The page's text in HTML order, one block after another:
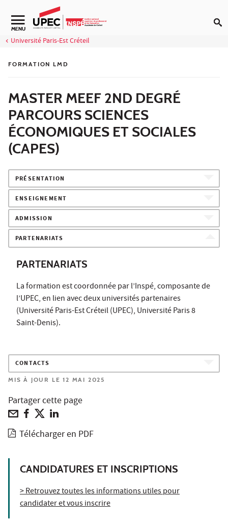
Aller au contenu
Navigation secondaire
MENU
Université Paris-Est Créteil
FORMATION LMD
MASTER MEEF 2ND DEGRÉ
PARCOURS SCIENCES
ÉCONOMIQUES ET SOCIALES
(CAPES)
PRÉSENTATION
ENSEIGNEMENT
ADMISSION
PARTENARIATS
PARTENARIATS
La formation est coordonnée par l’Inspé, composante de
l’UPEC, en lien avec deux universités partenaires
(Université Paris-Est Créteil (UPEC), Université Paris 8
Saint-Denis).
CONTACTS
MIS À JOUR LE 12 MAI 2025
Partager cette page
Télécharger en PDF
CANDIDATURES ET INSCRIPTIONS
> Retrouvez toutes les informations utiles pour
candidater et vous inscrire